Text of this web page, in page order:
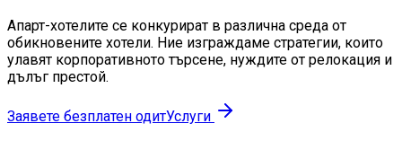
Апарт-хотелите се конкурират в различна среда от
обикновените хотели. Ние изграждаме стратегии, които
улавят корпоративното търсене, нуждите от релокация и
дълъг престой.
Заявете безплатен одитУслуги